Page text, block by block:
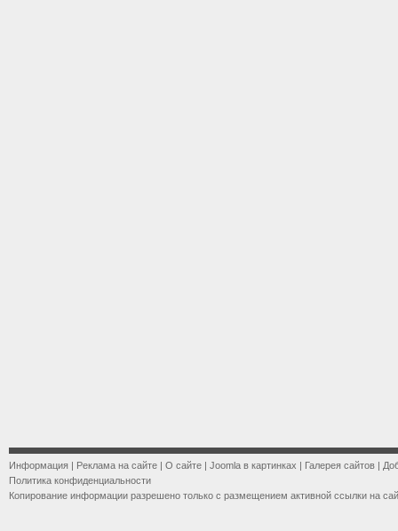
Информация | Реклама на сайте | О сайте | Joomla в картинках | Галерея сайтов |
Политика конфиденциальности
Копирование информации разрешено только с размещением активной ссылки на